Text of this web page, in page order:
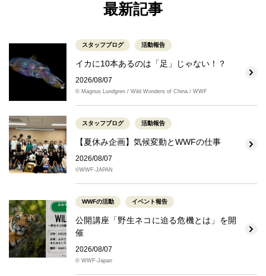
最新記事
スタッフブログ 活動報告
イカに10本あるのは「足」じゃない！？
2026/08/07
© Magnus Lundgren / Wild Wonders of China / WWF
スタッフブログ 活動報告
【夏休み企画】気候変動とWWFの仕事
2026/08/07
©WWF-JAPAN
WWFの活動 イベント報告
公開講座「野生ネコに迫る危機とは」を開
催
2026/08/07
© WWF-Japan